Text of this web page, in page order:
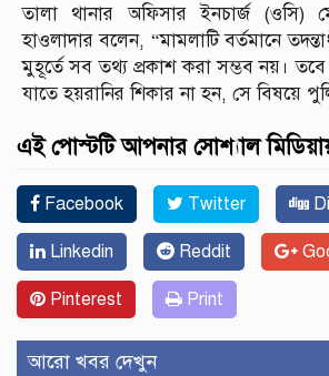
তালা থানার অফিসার ইনচার্জ
হাওলাদার বলেন, “মামলাটি বর্তমানে
মুহূর্তে সব তথ্য প্রকাশ করা সম্ভব নয়। তবে
যাতে হয়রানির শিকার না হন, সে বিষয়ে
এই পোস্টটি আপনার সোশ্যাল
Facebook Twitter
Linkedin Reddit
Pinterest Print
আরো খবর দেখুন